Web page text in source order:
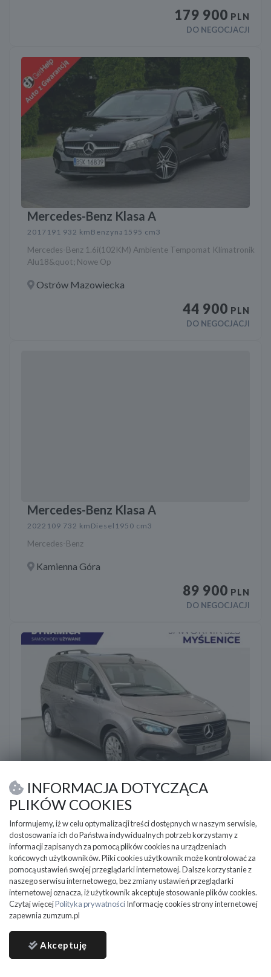
179 900 PLN
DO NEGOCJACJI
Mercedes-Benz Klasa A
2017 191 932 km Benzyna 1595 cm3
Mercedes-Benz 1.6i(102KM) Ambiente Tempomat Klimatronik
Alu18&quot; Nowe Op
Ostrów Mazowiecka
44 900 PLN
DO NEGOCJACJI
Mercedes-Benz Klasa A
2022 109 732 km Diesel 1950 cm3
Mercedes-Benz
Kamienna Góra
89 900 PLN
DO NEGOCJACJI
Mercedes-Benz Citan
2021142 200 kmDiesel 1500 cm3
Mercedes-Benz 1.5CDi 95KM M6 2021 r., HAK, przebieg
142tys.km, NAVI, a
Myślenice
57 900 PLN
DO NEGOCJACJI
INFORMACJA DOTYCZĄCA
PLIKÓW COOKIES
Informujemy, iż w celu optymalizacji treści dostępnych w naszym serwisie,
dostosowania ich do Państwa indywidualnych potrzeb korzystamy z
informacji zapisanych za pomocą plików cookies na urządzeniach
końcowych użytkowników. Pliki cookies użytkownik może kontrolować za
pomocą ustawień swojej przeglądarki internetowej. Dalsze korzystanie z
naszego serwisu internetowego, bez zmiany ustawień przeglądarki
internetowej oznacza, iż użytkownik akceptuje stosowanie plików cookies.
Czytaj więcejPolityka prywatnościInformację cookies strony internetowej
zapewnia zumzum.pl
Akceptuję